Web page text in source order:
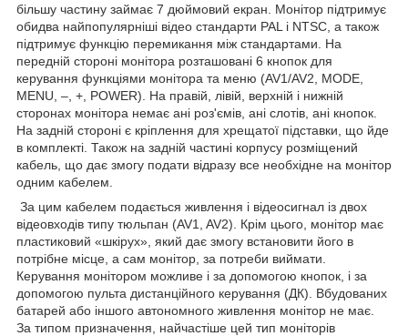
більшу частину займає 7 дюймовий екран. Монітор підтримує
обидва найпопулярніші відео стандарти PAL і NTSC, а також
підтримує функцію перемикання між стандартами. На
передній стороні монітора розташовані 6 кнопок для
керування функціями монітора та меню (AV1/AV2, MODE,
MENU, –, +, POWER). На правій, лівій, верхній і нижній
сторонах монітора немає ані роз'ємів, ані слотів, ані кнопок.
На задній стороні є кріплення для хрещатої підставки, що йде
в комплекті. Також на задній частині корпусу розміщений
кабель, що дає змогу подати відразу все необхідне на монітор
одним кабелем.
За цим кабелем подається живлення і відеосигнал із двох
відеовходів типу тюльпан (AV1, AV2). Крім цього, монітор має
пластиковий «шкірух», який дає змогу встановити його в
потрібне місце, а сам монітор, за потреби виймати.
Керування монітором можливе і за допомогою кнопок, і за
допомогою пульта дистанційного керування (ДК). Вбудованих
батарей або іншого автономного живлення монітор не має.
За типом призначення, найчастіше цей тип моніторів